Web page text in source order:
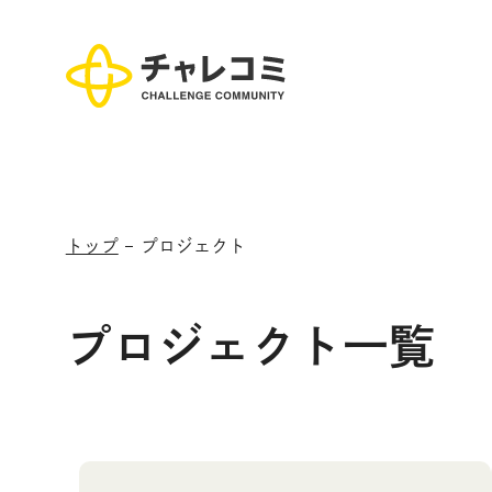
トップ プロジェクト
プロジェクト一覧